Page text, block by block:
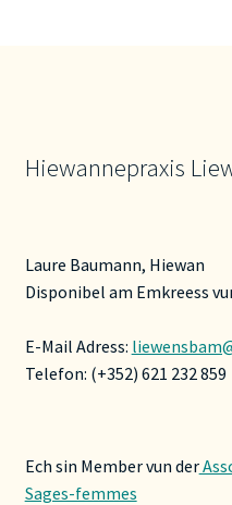
Hiewannepraxis
Laure Baumann, Hiewan
Disponibel am Emkreess
E-Mail Adress:
Telefon: (+352) 621 232 859
Ech sin Member vun der
Sages-femmes